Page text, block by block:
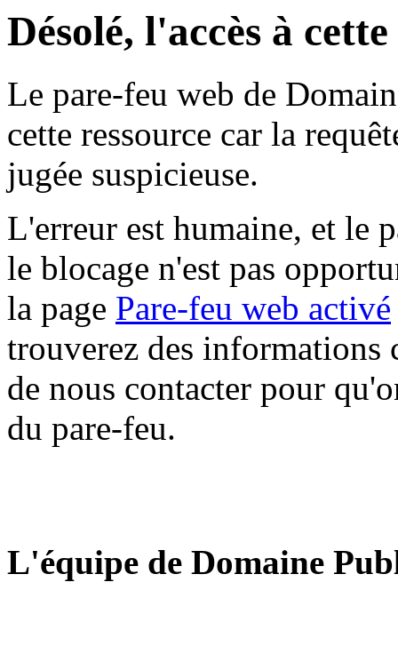
Désolé, l'accès à
Le pare-feu web de
cette ressource car la
jugée suspicieuse.
L'erreur est humaine, et le
le blocage n'est pas
la page Pare-feu web activé
trouverez des informations
de nous contacter pour
du pare-feu.
L'équipe de Domaine